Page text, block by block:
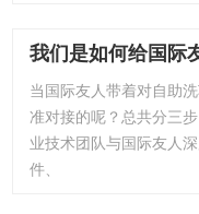
我们是如何给国际
当国际友人带着对自助
准对接的呢？总共分三
业技术团队与国际友人
件、